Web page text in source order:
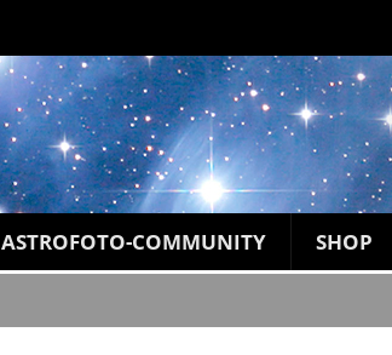
ASTROFOTO-COMMUNITY SHOP